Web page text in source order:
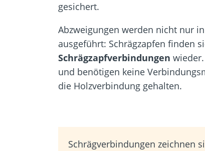
gesichert.
Abzweigungen werden nicht nur
ausgeführt: Schrägzapfen finden
Schrägzapfverbindungen
und benötigen keine
die Holzverbindung gehalten.
Schrägverbindungen zeichnen